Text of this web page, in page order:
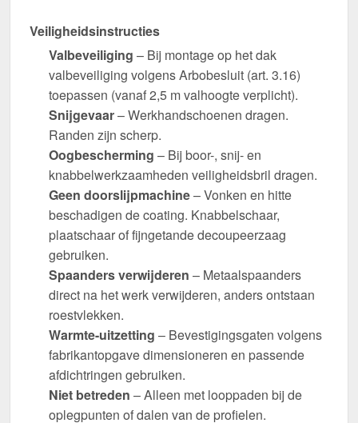
Veiligheidsinstructies
Valbeveiliging – Bij montage op het dak
valbeveiliging volgens Arbobesluit (art. 3.16)
toepassen (vanaf 2,5 m valhoogte verplicht).
Snijgevaar– Werkhandschoenen dragen.
Randen zijn scherp.
Oogbescherming – Bij boor-, snij- en
knabbelwerkzaamheden veiligheidsbril dragen.
Geen doorslijpmachine– Vonken en hitte
beschadigen de coating. Knabbelschaar,
plaatschaar of fijngetande decoupeerzaag
gebruiken.
Spaanders verwijderen – Metaalspaanders
direct na het werk verwijderen, anders ontstaan
roestvlekken.
Warmte-uitzetting – Bevestigingsgaten volgens
fabrikantopgave dimensioneren en passende
afdichtringen gebruiken.
Niet betreden – Alleen met looppaden bij de
oplegpunten of dalen van de profielen.